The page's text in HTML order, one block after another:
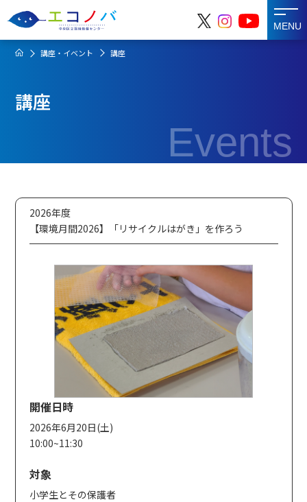
MENU
講座・イベント 講座
講座
Events
2026年度
【環境月間2026】「リサイクルはがき」を作ろう
開催日時
2026年6月20日(土)
10:00~11:30
対象
小学生とその保護者